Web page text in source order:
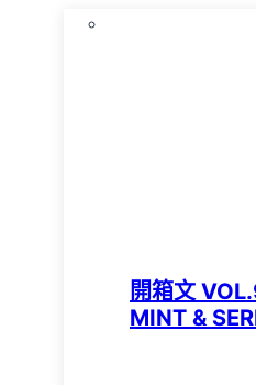
開箱文
MINT &